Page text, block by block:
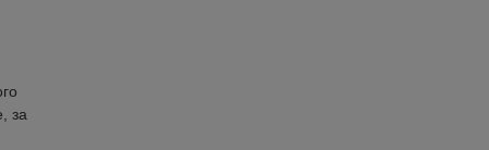
за